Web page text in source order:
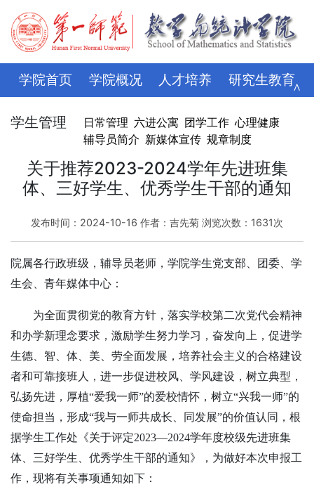
学院首页 学院概况 人才培养 研究生教育
学科科研 师资队伍 招生就业 党建思政
评建专栏 资料下载 学校主页
∧
学生管理 日常管理 六进公寓 团学工作 心理健康
辅导员简介 新媒体宣传 规章制度
关于推荐2023-2024学年先进班集
体、三好学生、优秀学生干部的通知
发布时间：2024-10-16 作者：吉先菊 浏览次数： 1631次
院属各行政班级，辅导员老师，学院学生党支部、团委、学
生会、青年媒体中心：
为全面贯彻党的教育方针，落实学校第二次党代会精神
和办学新理念要求，激励学生努力学习，奋发向上，促进学
生德、智、体、美、劳全面发展，培养社会主义的合格建设
者和可靠接班人，进一步促进校风、学风建设，树立典型，
弘扬先进，厚植“爱我一师”的爱校情怀，树立“兴我一师”的
使命担当，形成“我与一师共成长、同发展”的价值认同，根
据学生工作处《关于评定2023—2024学年度校级先进班集
体、三好学生、优秀学生干部的通知》，为做好本次申报工
作，现将有关事项通知如下：